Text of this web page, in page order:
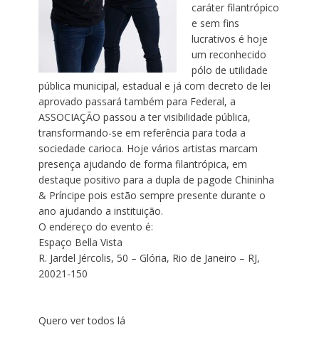
caráter filantrópico
e sem fins
lucrativos é hoje
um reconhecido
pólo de utilidade
pública municipal, estadual e já com decreto de lei
aprovado passará também para Federal, a
ASSOCIAÇÃO passou a ter visibilidade pública,
transformando-se em referência para toda a
sociedade carioca. Hoje vários artistas marcam
presença ajudando de forma filantrópica, em
destaque positivo para a dupla de pagode Chininha
& Príncipe pois estão sempre presente durante o
ano ajudando a instituição.
O endereço do evento é:
Espaço Bella Vista
R. Jardel Jércolis, 50 – Glória, Rio de Janeiro – RJ,
20021-150
Quero ver todos lá